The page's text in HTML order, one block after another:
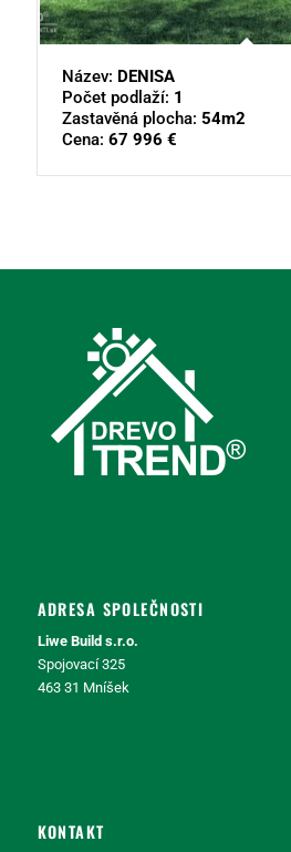
Název: DENISA
Počet podlaží: 1
Zastavěná plocha: 54m2
Cena: 67 996 €
ADRESA SPOLEČNOSTI
Liwe Build s.r.o.
Spojovací 325
463 31 Mníšek
KONTAKT